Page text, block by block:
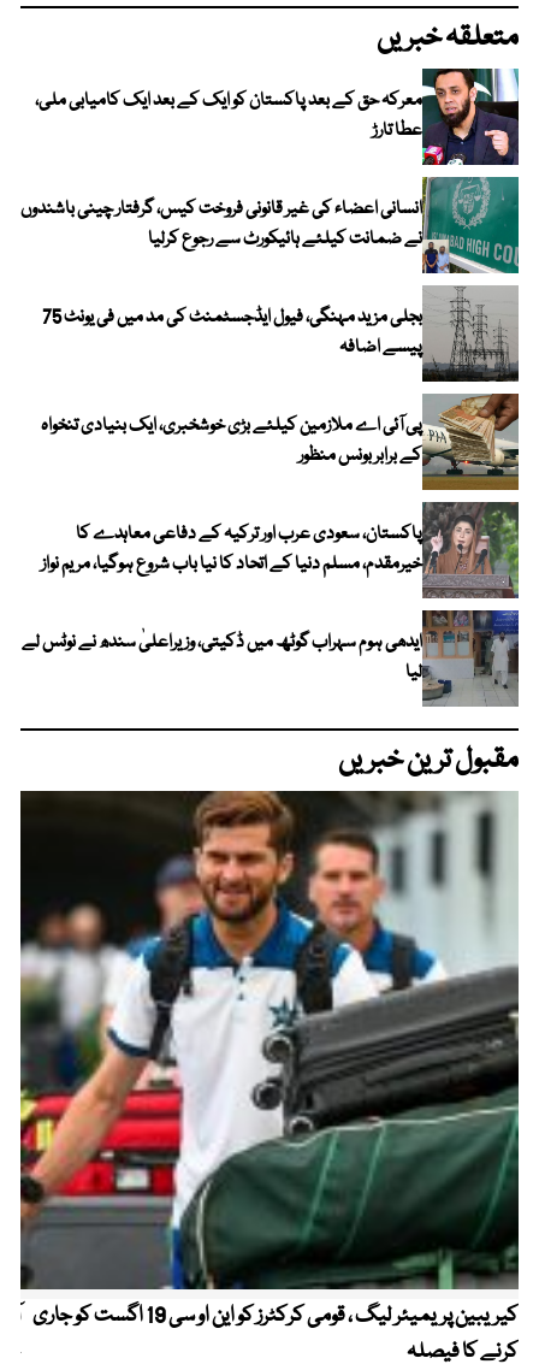
متعلقہ خبریں
معرکہ حق کے بعد پاکستان کو ایک کے بعد ایک کامیابی ملی،
عطا تارڑ
انسانی اعضاء کی غیر قانونی فروخت کیس، گرفتار چینی باشندوں
نے ضمانت کیلئے ہائیکورٹ سے رجوع کرلیا
بجلی مزید مہنگی، فیول ایڈجسٹمنٹ کی مد میں فی یونٹ 75
پیسے اضافہ
پی آئی اے ملازمین کیلئے بڑی خوشخبری، ایک بنیادی تنخواہ
کے برابر بونس منظور
پاکستان، سعودی عرب اور ترکیہ کے دفاعی معاہدے کا
خیرمقدم، مسلم دنیا کے اتحاد کا نیا باب شروع ہوگیا، مریم نواز
ایدھی ہوم سہراب گوٹھ میں ڈکیتی، وزیراعلیٰ سندھ نے نوٹس لے
لیا
مقبول ترین خبریں
کیریبین پریمیئر لیگ ، قومی کرکٹرز کو این او سی 19 اگست کو جاری
کرنے کا فیصلہ